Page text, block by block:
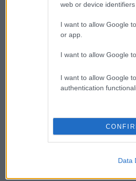
web or device identifiers
I want to allow Google
or app.
I want to allow Google
I want to allow Google
authentication
Data